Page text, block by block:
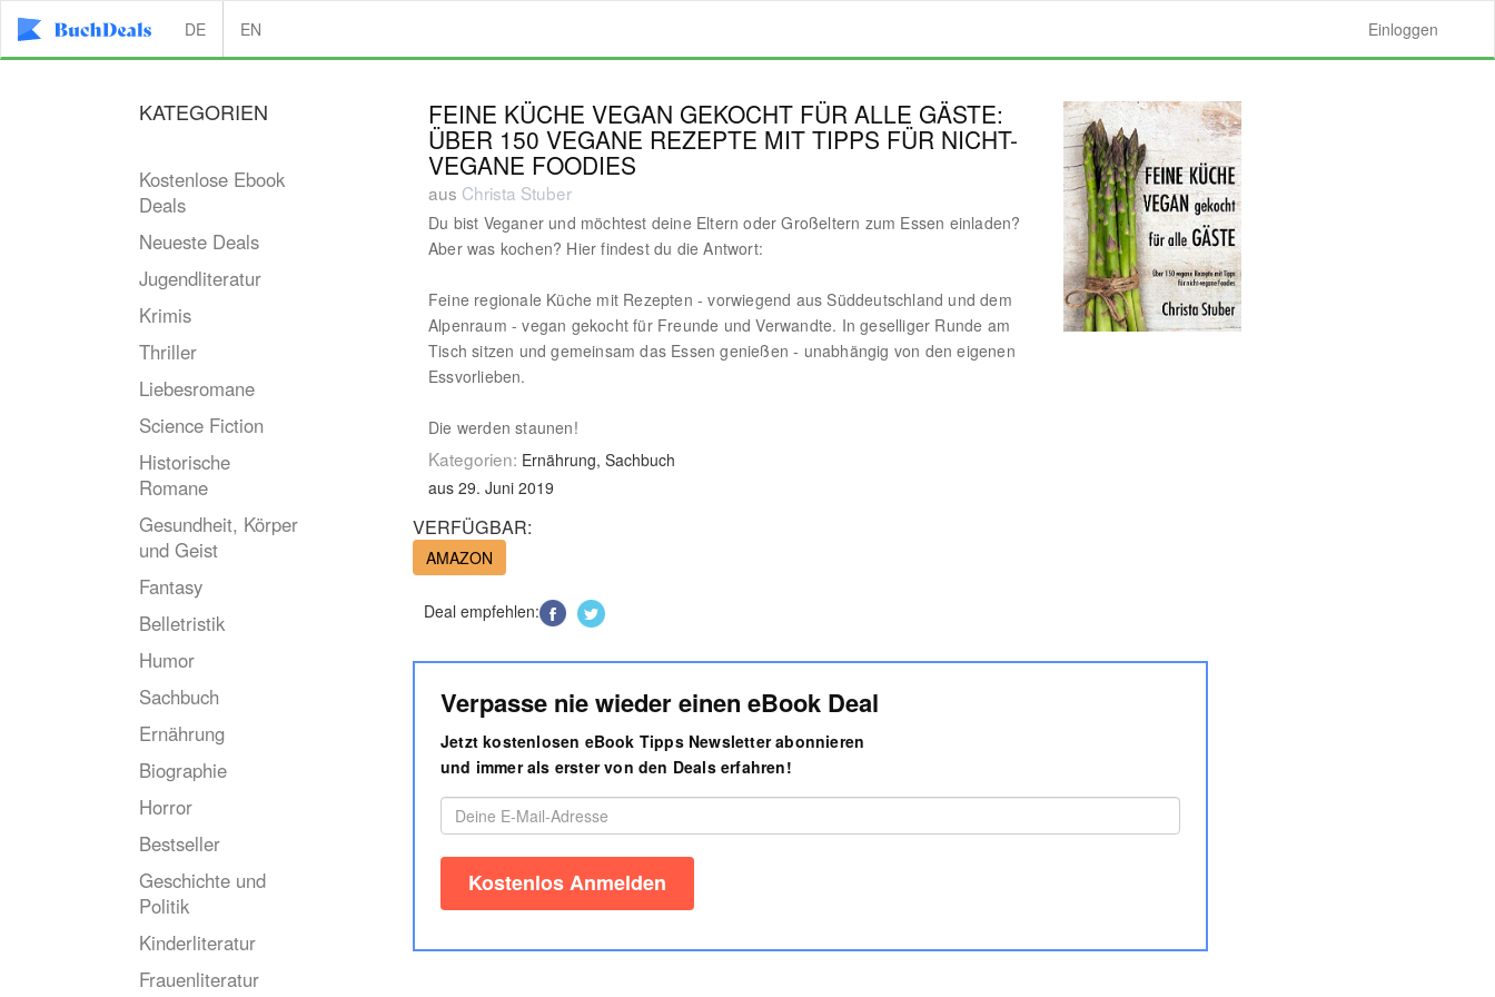
DE EN Einloggen
KATEGORIEN
Kostenlose Ebook
Deals
Neueste Deals
Jugendliteratur
Krimis
Thriller
Liebesromane
Science Fiction
Historische
Romane
Gesundheit, Körper
und Geist
Fantasy
Belletristik
Humor
Sachbuch
Ernährung
Biographie
Horror
Bestseller
Geschichte und
Politik
Kinderliteratur
Frauenliteratur
FEINE KÜCHE VEGAN GEKOCHT FÜR ALLE GÄSTE:
ÜBER 150 VEGANE REZEPTE MIT TIPPS FÜR NICHT-
VEGANE FOODIES
aus Christa Stuber
Du bist Veganer und möchtest deine Eltern oder Großeltern zum Essen einladen?
Aber was kochen? Hier findest du die Antwort:
Feine regionale Küche mit Rezepten - vorwiegend aus Süddeutschland und dem
Alpenraum - vegan gekocht für Freunde und Verwandte. In geselliger Runde am
Tisch sitzen und gemeinsam das Essen genießen - unabhängig von den eigenen
Essvorlieben.
Die werden staunen!
Kategorien: Ernährung, Sachbuch
aus 29. Juni 2019
VERFÜGBAR:
AMAZON
Deal empfehlen:
Verpasse nie wieder einen eBook Deal
Jetzt kostenlosen eBook Tipps Newsletter abonnieren
und immer als erster von den Deals erfahren!